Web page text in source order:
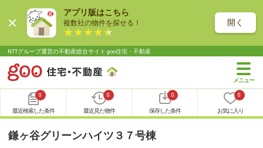
アプリ版はこちら
複数社の物件を探せる！ 開く
NTTグループ運営の不動産総合サイト goo住宅・不動産
0
最近検索した条件
0
最近見た物件
0
保存した条件
0
お気に入り
鎌ヶ谷グリーンハイツ３７号棟